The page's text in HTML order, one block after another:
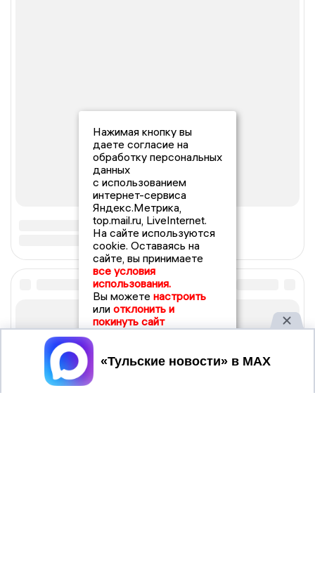
Нажимая кнопку вы
даете согласие на
обработку персональных
данных
с использованием
интернет-сервиса
Яндекс.Метрика,
top.mail.ru, LiveInternet.
На сайте используются
cookie. Оставаясь на
сайте, вы принимаете
все условия
использования.
Вы можете настроить
или отклонить и
покинуть сайт
Принять